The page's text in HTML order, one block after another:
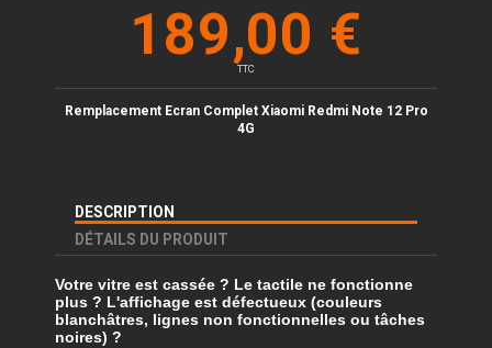
189,00 €
TTC
Remplacement Ecran Complet Xiaomi Redmi Note 12 Pro
4G
DESCRIPTION
DÉTAILS DU PRODUIT
Votre vitre est cassée ? Le tactile ne fonctionne
plus ? L'affichage est défectueux (couleurs
blanchâtres, lignes non fonctionnelles ou tâches
noires) ?